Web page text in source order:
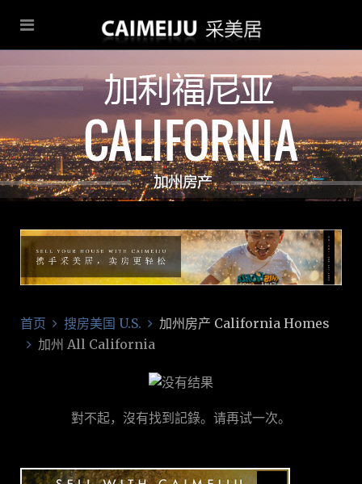
首页 搜房美国 U.S.
加州房产 California Homes
加州 All California
對不起，沒有找到記錄。请再试一次。